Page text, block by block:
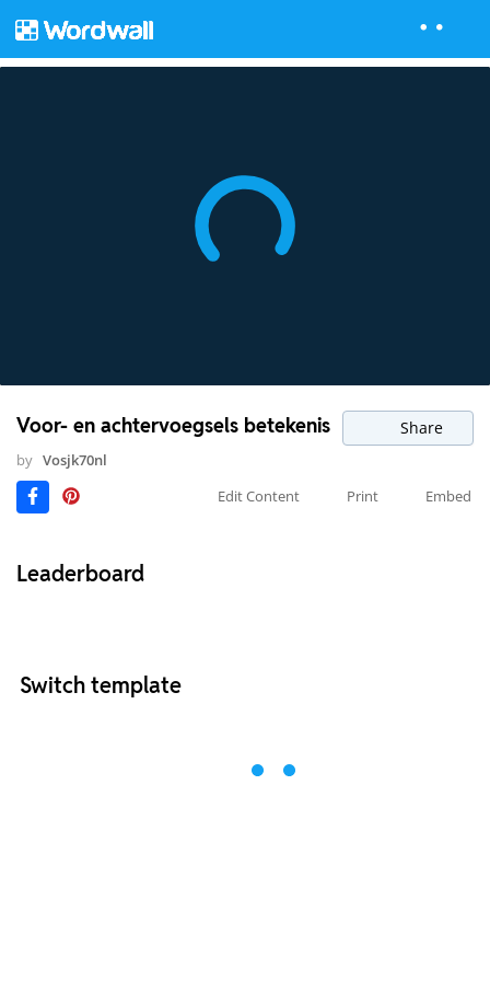
Voor- en achtervoegsels betekenis Share
by Vosjk70nl
Edit Content
Print Embed
Leaderboard
Switch template